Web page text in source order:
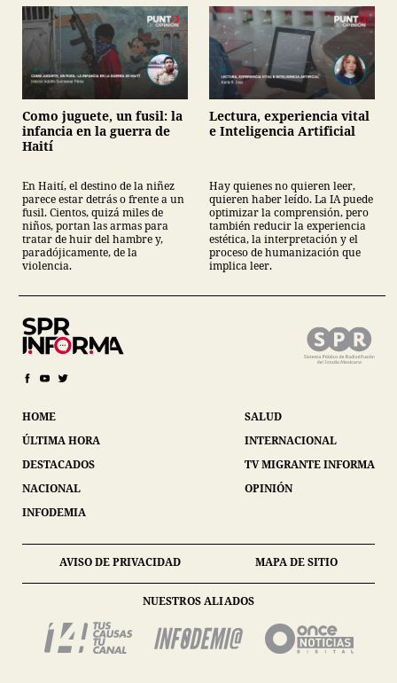
Como juguete, un fusil: la
infancia en la guerra de
Haití
En Haití, el destino de la niñez
parece estar detrás o frente a un
fusil. Cientos, quizá miles de
niños, portan las armas para
tratar de huir del hambre y,
paradójicamente, de la
violencia.
Lectura, experiencia vital
e Inteligencia Artificial
Hay quienes no quieren leer,
quieren haber leído. La IA puede
optimizar la comprensión, pero
también reducir la experiencia
estética, la interpretación y el
proceso de humanización que
implica leer.
HOME
ÚLTIMA HORA
DESTACADOS
NACIONAL
INFODEMIA
SALUD
INTERNACIONAL
TV MIGRANTE INFORMA
OPINIÓN
AVISO DE PRIVACIDAD MAPA DE SITIO
NUESTROS ALIADOS